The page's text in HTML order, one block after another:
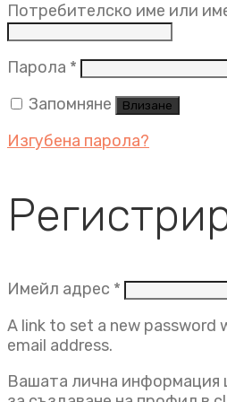
Потребителско име или
Парола * Задължително
Запомняне
Влизане
Изгубена парола?
Имейл адрес *
A link to set a new password
email address.
Вашата лична информация